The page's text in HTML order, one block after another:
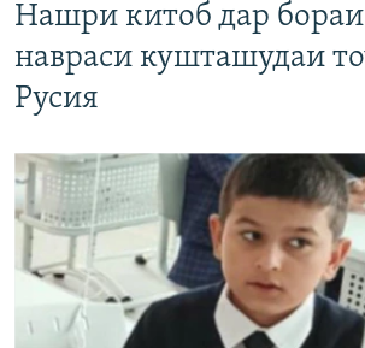
Нашри китоб дар бораи
навраси кушташудаи
Русия